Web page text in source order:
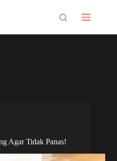
Agar Tidak Panas!